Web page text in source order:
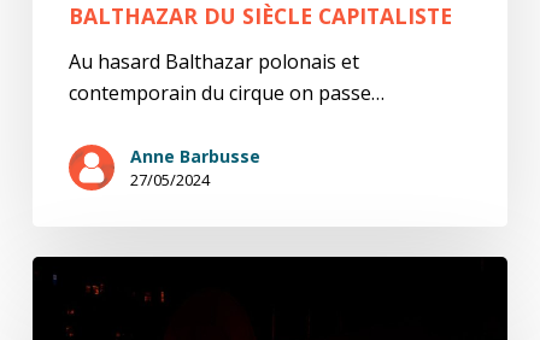
BALTHAZAR DU SIÈCLE CAPITALISTE
Au hasard Balthazar polonais et
contemporain du cirque on passe…
Anne Barbusse
27/05/2024
Créer
littérature